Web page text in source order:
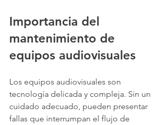
Importancia del
mantenimiento de
equipos audiovisuales
Los equipos audiovisuales son
tecnología delicada y compleja. Sin un
cuidado adecuado, pueden presentar
fallas que interrumpan el flujo de